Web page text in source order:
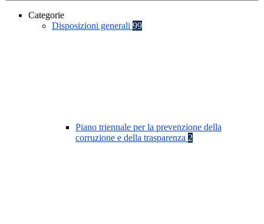
Categorie
Disposizioni generali 99
Piano triennale per la prevenzione della
corruzione e della trasparenza 2